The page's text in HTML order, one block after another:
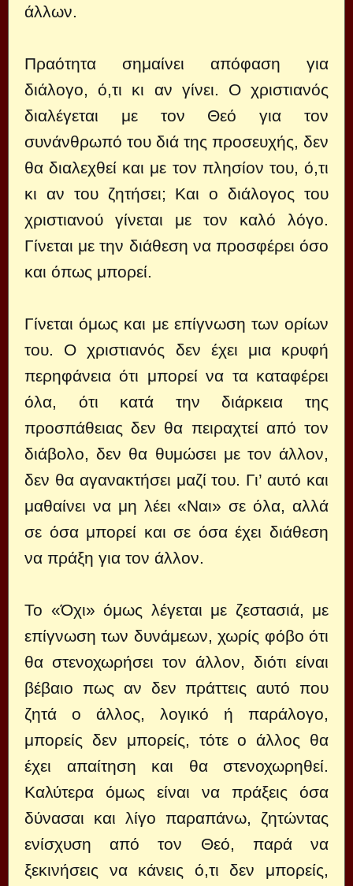
άλλων.
Πραότητα σημαίνει απόφαση για
διάλογο, ό,τι κι αν γίνει. Ο χριστιανός
διαλέγεται με τον Θεό για τον
συνάνθρωπό του διά της προσευχής, δεν
θα διαλεχθεί και με τον πλησίον του, ό,τι
κι αν του ζητήσει; Και ο διάλογος του
χριστιανού γίνεται με τον καλό λόγο.
Γίνεται με την διάθεση να προσφέρει όσο
και όπως μπορεί.
Γίνεται όμως και με επίγνωση των ορίων
του. Ο χριστιανός δεν έχει μια κρυφή
περηφάνεια ότι μπορεί να τα καταφέρει
όλα, ότι κατά την διάρκεια της
προσπάθειας δεν θα πειραχτεί από τον
διάβολο, δεν θα θυμώσει με τον άλλον,
δεν θα αγανακτήσει μαζί του. Γι’ αυτό και
μαθαίνει να μη λέει «Ναι» σε όλα, αλλά
σε όσα μπορεί και σε όσα έχει διάθεση
να πράξη για τον άλλον.
Το «Όχι» όμως λέγεται με ζεστασιά, με
επίγνωση των δυνάμεων, χωρίς φόβο ότι
θα στενοχωρήσει τον άλλον, διότι είναι
βέβαιο πως αν δεν πράττεις αυτό που
ζητά ο άλλος, λογικό ή παράλογο,
μπορείς δεν μπορείς, τότε ο άλλος θα
έχει απαίτηση και θα στενοχωρηθεί.
Καλύτερα όμως είναι να πράξεις όσα
δύνασαι και λίγο παραπάνω, ζητώντας
ενίσχυση από τον Θεό, παρά να
ξεκινήσεις να κάνεις ό,τι δεν μπορείς,